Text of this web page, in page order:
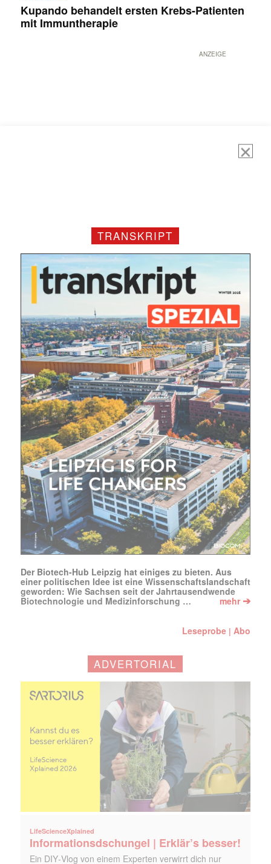
Mit dem |transkript-Newsletter
jede Woche aktuell informiert.
E-
Mail
(erforderlich)
Kupando behandelt ersten Krebs-Patienten
mit Immuntherapie
ANZEIGE
TRANSKRIPT
Der Biotech-Hub Leipzig hat einiges zu bieten. Aus
einer politischen Idee ist eine Wissenschaftslandschaft
geworden: Wie Sachsen seit der Jahrtausendwende
Biotechnologie und Medizinforschung …
mehr ➔
Leseprobe |Abo
ADVERTORIAL
LifeScienceXplained
Informationsdschungel | Erklär’s besser!
Ein DIY‑Vlog von einem Experten verwirrt dich nur